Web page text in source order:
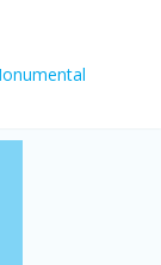
y ya
el sector
país, un 5,9%